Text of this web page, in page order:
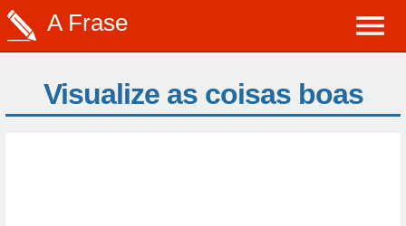
A Frase
Visualize as coisas boas